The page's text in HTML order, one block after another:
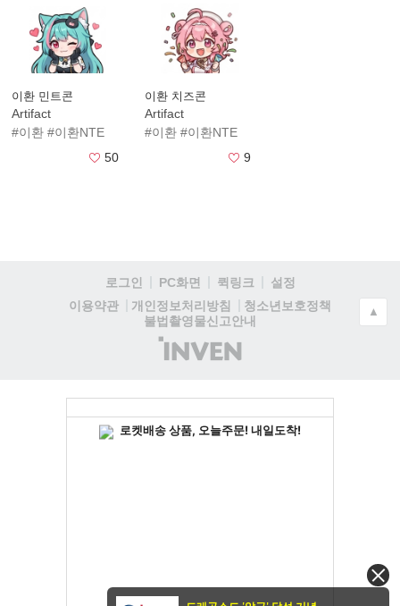
이환 민트콘
Artifact
#이환 #이환NTE
50
이환 치즈콘
Artifact
#이환 #이환NTE
9
로그인 PC화면 퀵링크
설정
이용약관
개인정보처리방침
청소년보호정책
불법촬영물신고안내
(주)
인
▲